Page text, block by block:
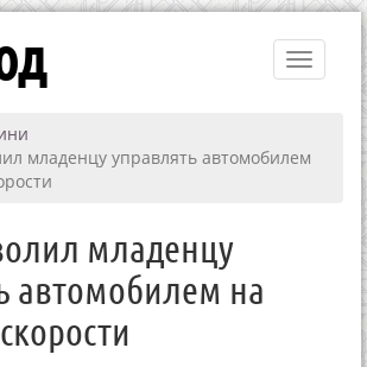
Toggle
младенцу управлять автомобилем
младенцу
автомобилем на